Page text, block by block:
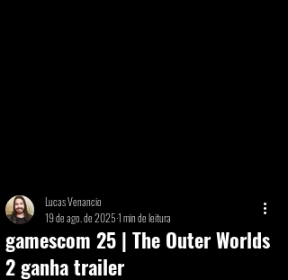
gamescom 25 | The Outer Worlds
2 ganha trailer
Lucas Venancio
19 de ago. de 20251 min de leitura